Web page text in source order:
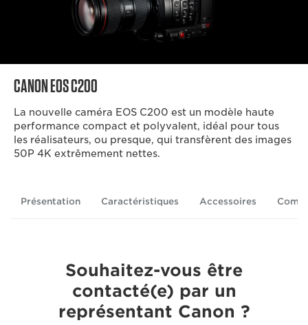
CANON EOS C200
La nouvelle caméra EOS C200 est un modèle haute
performance compact et polyvalent, idéal pour tous
les réalisateurs, ou presque, qui transfèrent des images
50P 4K extrêmement nettes.
Présentation Caractéristiques Accessoires
Souhaitez-vous être
contacté(e) par un
représentant Canon ?